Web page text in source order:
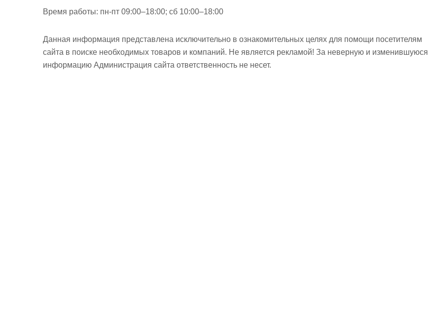
Время работы: пн-пт 09:00–18:00; сб 10:00–18:00
Данная информация представлена исключительно в ознакомительных целях для помощи посетителям
сайта в поиске необходимых товаров и компаний. Не является рекламой! За неверную и изменившуюся
информацию Администрация сайта ответственность не несет.